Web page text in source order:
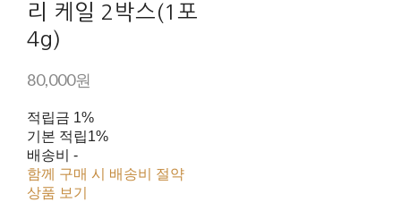
리 케일 2박스(1포
4g)
80,000원
적립금 1%
기본 적립1%
배송비 -
함께 구매 시 배송비 절약
상품 보기